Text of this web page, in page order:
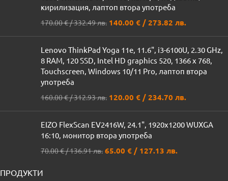
кирилизация, лаптоп втора употреба
170.00€/ 332.49 лв. 140.00 € / 273.82 лв.
Lenovo ThinkPad Yoga 11e, 11.6", i3-6100U, 2.30 GHz,
8 RAM, 120 SSD, Intel HD graphics 520, 1366 x 768,
Touchscreen, Windows 10/11 Pro, лаптоп втора
употреба
160.00€/ 312.93 лв. 120.00 € / 234.70 лв.
EIZO FlexScan EV2416W, 24.1", 1920x1200 WUXGA
16:10, монитор втора употреба
70.00€/ 136.91 лв. 65.00 € / 127.13 лв.
ПРОДУКТИ